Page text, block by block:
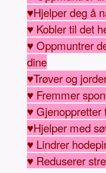
♥Hjelper deg å
♥ Kobler til det
♥ Oppmuntrer
dine
♥Trøver og
♥ Fremmer
♥ Gjenoppretter
♥Hjelper med
♥ Lindrer
♥ Reduserer